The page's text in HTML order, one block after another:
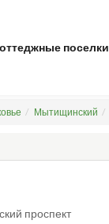
поселки
Мытищинский
проспект